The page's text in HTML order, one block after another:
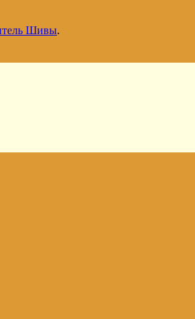
Шивы.